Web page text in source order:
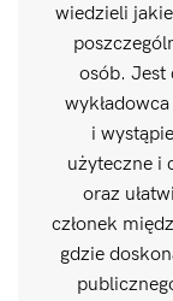
wiedzieli
osób. Jest
i
użyteczne i
oraz
członek
gdzie